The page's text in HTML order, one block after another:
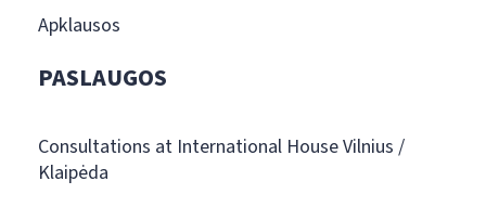
Apklausos
PASLAUGOS
Consultations at International House Vilnius /
Klaipėda